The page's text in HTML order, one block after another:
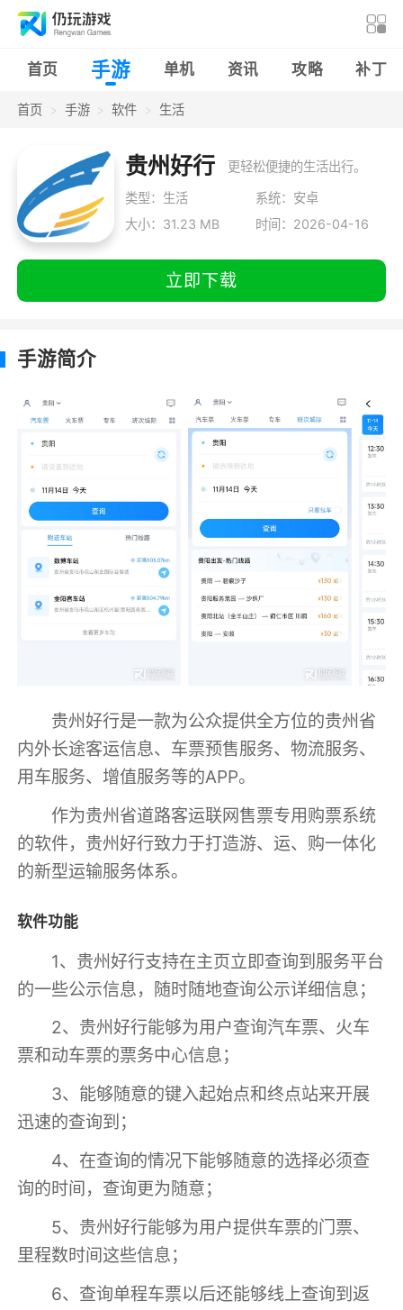
首页 手游 单机 资讯 攻略 补丁
首页 手游 软件 生活
贵州好行 更轻松便捷的生活出行。
类型：生活
系统：安卓
大小：31.23 MB
时间：2026-04-16
立即下载
手游简介
贵州好行是一款为公众提供全方位的贵州省
内外长途客运信息、车票预售服务、物流服务、
用车服务、增值服务等的APP。
作为贵州省道路客运联网售票专用购票系统
的软件，贵州好行致力于打造游、运、购一体化
的新型运输服务体系。
软件功能
1、贵州好行支持在主页立即查询到服务平台
的一些公示信息，随时随地查询公示详细信息；
2、贵州好行能够为用户查询汽车票、火车
票和动车票的票务中心信息；
3、能够随意的键入起始点和终点站来开展
迅速的查询到；
4、在查询的情况下能够随意的选择必须查
询的时间，查询更为随意；
5、贵州好行能够为用户提供车票的门票、
里程数时间这些信息；
6、查询单程车票以后还能够线上查询到返